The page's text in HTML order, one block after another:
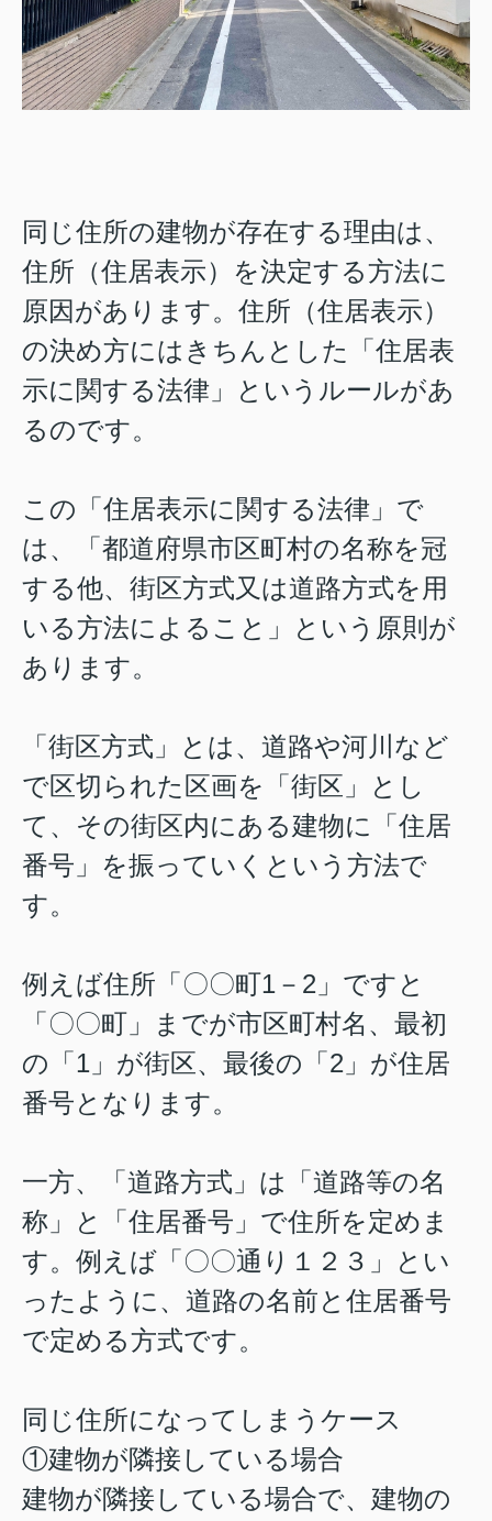
同じ住所の建物が存在する理由は、
住所（住居表示）を決定する方法に
原因があります。住所（住居表示）
の決め方にはきちんとした「住居表
示に関する法律」というルールがあ
るのです。
この「住居表示に関する法律」で
は、「都道府県市区町村の名称を冠
する他、街区方式又は道路方式を用
いる方法によること」という原則が
あります。
「街区方式」とは、道路や河川など
で区切られた区画を「街区」とし
て、その街区内にある建物に「住居
番号」を振っていくという方法で
す。
例えば住所「〇〇町1－2」ですと
「〇〇町」までが市区町村名、最初
の「1」が街区、最後の「2」が住居
番号となります。
一方、「道路方式」は「道路等の名
称」と「住居番号」で住所を定めま
す。例えば「〇〇通り１２３」とい
ったように、道路の名前と住居番号
で定める方式です。
同じ住所になってしまうケース
①建物が隣接している場合
建物が隣接している場合で、建物の